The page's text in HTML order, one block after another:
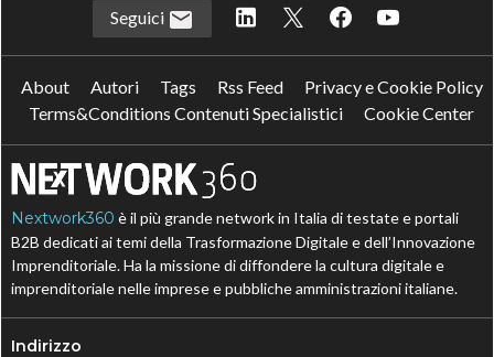
Seguici
About Autori Tags Rss Feed
Privacy e Cookie Policy
Terms&Conditions Contenuti Specialistici
Cookie Center
Nextwork360 è il più grande network in Italia di testate e portali
B2B dedicati ai temi della Trasformazione Digitale e dell’Innovazione
Imprenditoriale. Ha la missione di diffondere la cultura digitale e
imprenditoriale nelle imprese e pubbliche amministrazioni italiane.
Indirizzo